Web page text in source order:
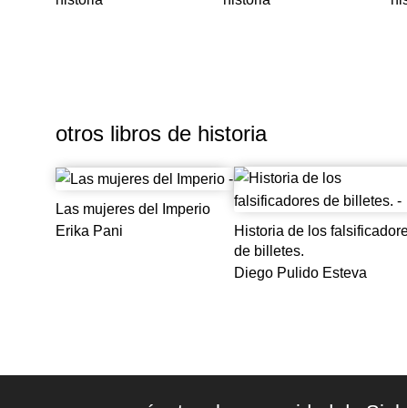
otros libros de historia
Las mujeres del Imperio
Erika Pani
Historia de los
de billetes.
Diego Pulido Esteva